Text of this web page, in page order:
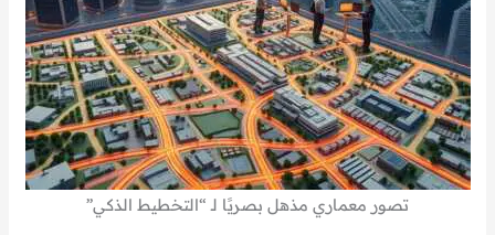
تصور معماري مذهل بصريًا لـ “التخطيط الذكي”